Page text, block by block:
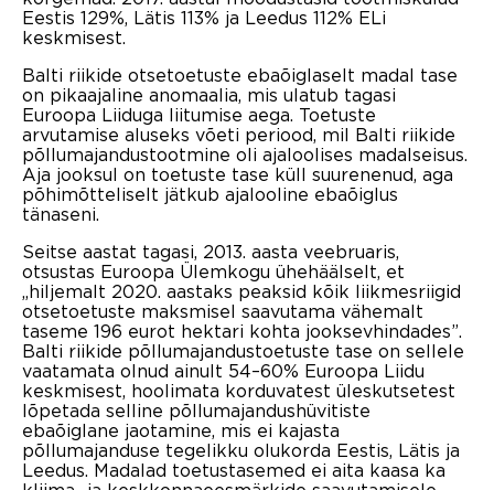
Eestis 129%, Lätis 113% ja Leedus 112% ELi
keskmisest.
Balti riikide otsetoetuste ebaõiglaselt madal tase
on pikaajaline anomaalia, mis ulatub tagasi
Euroopa Liiduga liitumise aega. Toetuste
arvutamise aluseks võeti periood, mil Balti riikide
põllumajandustootmine oli ajaloolises madalseisus.
Aja jooksul on toetuste tase küll suurenenud, aga
põhimõtteliselt jätkub ajalooline ebaõiglus
tänaseni.
Seitse aastat tagasi, 2013. aasta veebruaris,
otsustas Euroopa Ülemkogu ühehäälselt, et
„hiljemalt 2020. aastaks peaksid kõik liikmesriigid
otsetoetuste maksmisel saavutama vähemalt
taseme 196 eurot hektari kohta jooksevhindades”.
Balti riikide põllumajandustoetuste tase on sellele
vaatamata olnud ainult 54–60% Euroopa Liidu
keskmisest, hoolimata korduvatest üleskutsetest
lõpetada selline põllumajandushüvitiste
ebaõiglane jaotamine, mis ei kajasta
põllumajanduse tegelikku olukorda Eestis, Lätis ja
Leedus. Madalad toetustasemed ei aita kaasa ka